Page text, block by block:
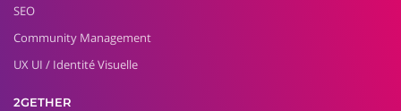
SEO
Community Management
UX UI / Identité Visuelle
2GETHER